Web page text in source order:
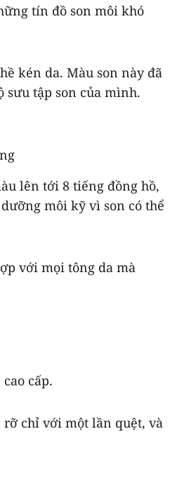
tín đồ son môi khó
kén da. Màu son này đã
sưu tập son của mình.
lên tới 8 tiếng đồng hồ,
môi kỹ vì son có thể
với mọi tông da mà
cấp.
chỉ với một lần quệt, và